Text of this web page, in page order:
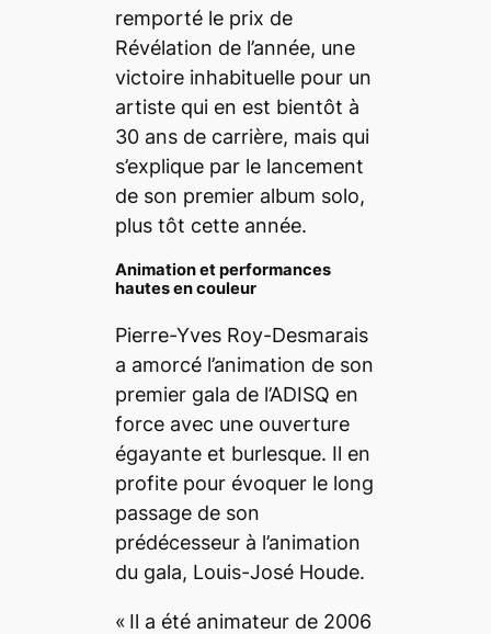
remporté le prix de
Révélation de l’année, une
victoire inhabituelle pour un
artiste qui en est bientôt à
30 ans de carrière, mais qui
s’explique par le lancement
de son premier album solo,
plus tôt cette année.
Animation et performances
hautes en couleur
Pierre-Yves Roy-Desmarais
a amorcé l’animation de son
premier gala de l’ADISQ en
force avec une ouverture
égayante et burlesque. Il en
profite pour évoquer le long
passage de son
prédécesseur à l’animation
du gala, Louis-José Houde.
« Il a été animateur de 2006